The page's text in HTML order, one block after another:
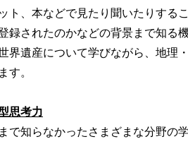
ト、本などで見たり聞いたりする
録されたのかなどの背景まで知る
界遺産について学びながら、地理
す。
思考力
で知らなかったさまざまな分野の